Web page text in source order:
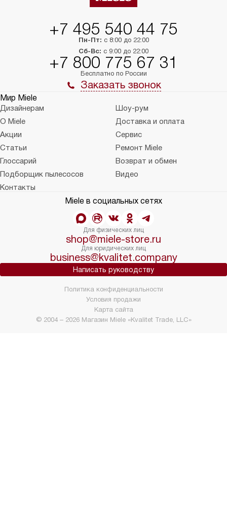
+7 495 540 44 75
Пн-Пт: с 8:00 до 22:00
Сб-Вс: с 9:00 до 22:00
+7 800 775 67 31
Бесплатно по России
Заказать звонок
Мир Miele
Дизайнерам
Шоу-рум
О Miele
Доставка и оплата
Акции
Сервис
Статьи
Ремонт Miele
Глоссарий
Возврат и обмен
Подборщик пылесосов
Видео
Контакты
Miele в социальных сетях
Для физических лиц
shop@miele-store.ru
Для юридических лиц
business@kvalitet.company
Написать руководству
© 2004 – 2026 Магазин Miele «Kvalitet Trade, LLC»
Политика конфиденциальности
Условия продажи
Карта сайта